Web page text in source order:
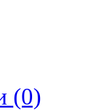
(0)